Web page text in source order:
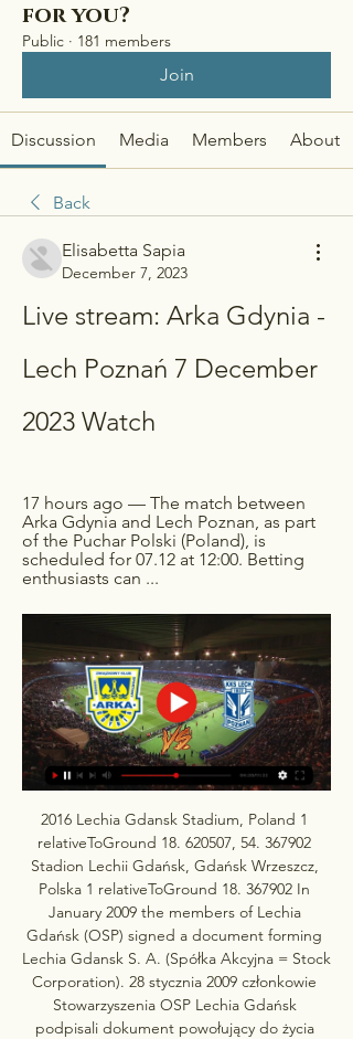
for you?
Public · 181 members
Join
Discussion Media Members About
Back
Elisabetta Sapia
December 7, 2023
Live stream: Arka Gdynia -
Lech Poznań 7 December
2023 Watch
17 hours ago — The match between
Arka Gdynia and Lech Poznan, as part
of the Puchar Polski (Poland), is
scheduled for 07.12 at 12:00. Betting
enthusiasts can ...
2016 Lechia Gdansk Stadium, Poland 1
relativeToGround 18. 620507, 54. 367902
Stadion Lechii Gdańsk, Gdańsk Wrzeszcz,
Polska 1 relativeToGround 18. 367902 In
January 2009 the members of Lechia
Gdańsk (OSP) signed a document forming
Lechia Gdansk S. A. (Spółka Akcyjna = Stock
Corporation). 28 stycznia 2009 członkowie
Stowarzyszenia OSP Lechia Gdańsk
podpisali dokument powołujący do życia